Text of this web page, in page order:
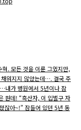
. 모든 것을 이룬 그였지만,
워지지 않았는데…. 결국 주
내가 병원에서 5년이나 잠
뭔데! “흑산자, 이 입벌구 자
잖아~!” 잠들어 있던 5년 동